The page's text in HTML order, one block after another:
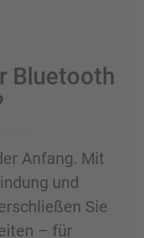
Bluetooth
Anfang. Mit
und
Sie
– für